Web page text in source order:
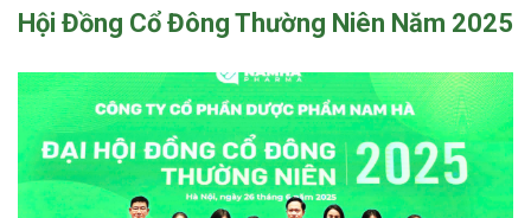
Hội Đồng Cổ Đông Thường Niên Năm 2025